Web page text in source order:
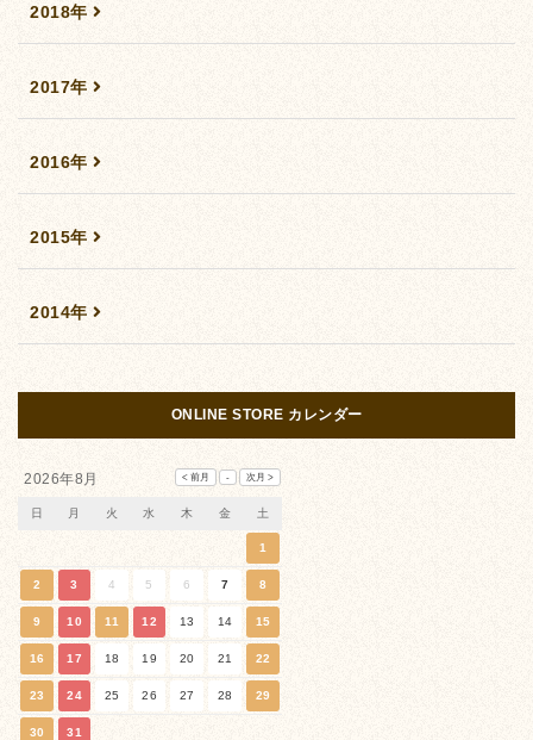
2018年
2017年
2016年
2015年
2014年
ONLINE STORE カレンダー
2026年8月
日 月 火 水 木 金 土
1
2 3 4 5 6 7 8
9 10 11 12 13 14 15
16 17 18 19 20 21 22
23 24 25 26 27 28 29
30 31